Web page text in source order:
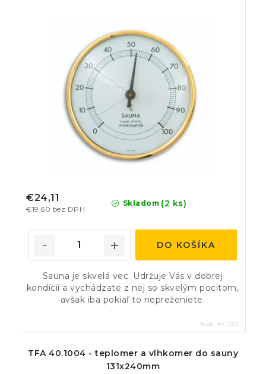
Skladom (2 ks)
€19,60 bez DPH
€24,11
DO KOŠÍKA
Sauna je skvelá vec. Udržuje Vás v dobrej
kondícií a vychádzate z nej so skvelým pocitom,
avšak iba pokiaľ to nepreženiete.
Kód: 40.1003
TFA 40.1004 - teplomer a vlhkomer do sauny
131x240mm